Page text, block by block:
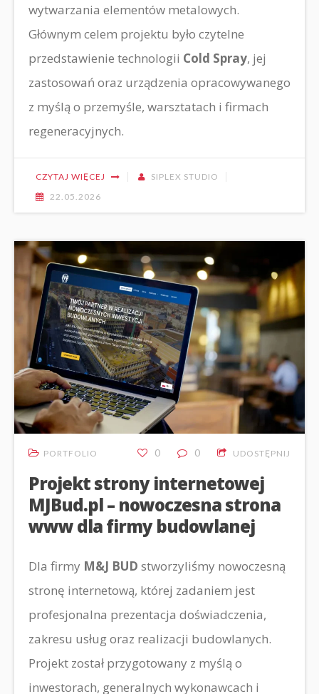
wytwarzania elementów metalowych.
Głównym celem projektu było czytelne
przedstawienie technologii Cold Spray, jej
zastosowań oraz urządzenia opracowywanego
z myślą o przemyśle, warsztatach i firmach
regeneracyjnych.
CZYTAJ WIĘCEJ
SIPLEX STUDIO
22.05.2026
PORTFOLIO 0 0 UDOSTĘPNIJ
Projekt strony internetowej
MJBud.pl – nowoczesna strona
www dla firmy budowlanej
Dla firmy M&J BUD stworzyliśmy nowoczesną
stronę internetową, której zadaniem jest
profesjonalna prezentacja doświadczenia,
zakresu usług oraz realizacji budowlanych.
Projekt został przygotowany z myślą o
inwestorach, generalnych wykonawcach i